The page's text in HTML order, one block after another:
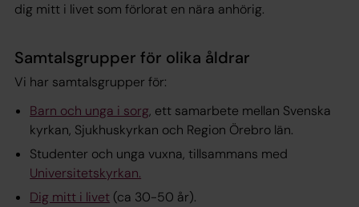
dig mitt i livet som förlorat en nära anhörig.
Samtalsgrupper för olika åldrar
Vi har samtalsgrupper för:
Barn och unga i sorg, ett samarbete mellan Svenska
kyrkan, Sjukhuskyrkan och Region Örebro län.
Studenter och unga vuxna, tillsammans med
Universitetskyrkan.
Dig mitt i livet (ca 30-50 år).